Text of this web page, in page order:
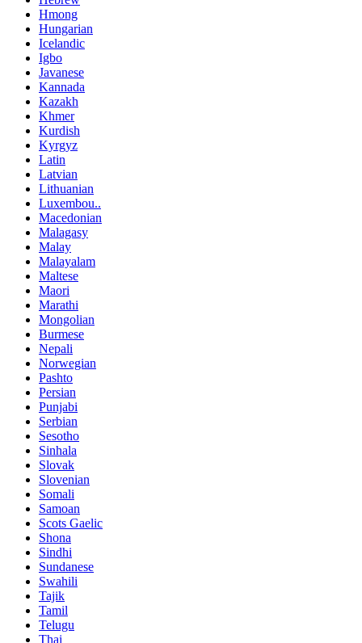
Hmong
Hungarian
Icelandic
Igbo
Javanese
Kannada
Kazakh
Khmer
Kurdish
Kyrgyz
Latin
Latvian
Lithuanian
Luxembou..
Macedonian
Malagasy
Malay
Malayalam
Maltese
Maori
Marathi
Mongolian
Burmese
Nepali
Norwegian
Pashto
Persian
Punjabi
Serbian
Sesotho
Sinhala
Slovak
Slovenian
Somali
Samoan
Scots Gaelic
Shona
Sindhi
Sundanese
Swahili
Tajik
Tamil
Telugu
Thai